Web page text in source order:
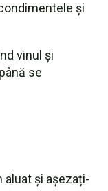
și
vinul și
se
aluat și așezați-